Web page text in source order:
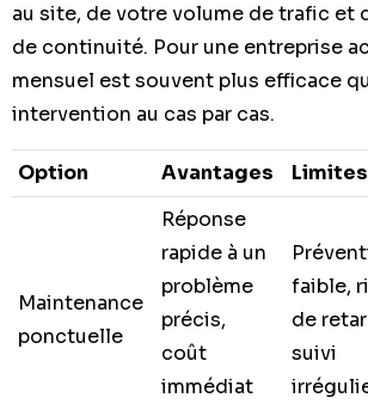
au site, de votre volume de trafic et
de continuité. Pour une entreprise
mensuel est souvent plus efficace
intervention au cas par cas.
Option Avantages Limites
Maintenance
ponctuelle
Réponse
rapide à un
problème
précis,
coût
immédiat
faible,
de
suivi